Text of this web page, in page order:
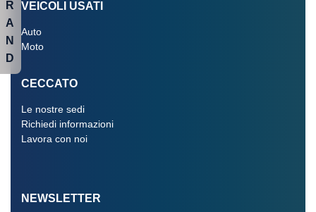
VEICOLI USATI
Auto
Moto
CECCATO
Le nostre sedi
Richiedi informazioni
Lavora con noi
NEWSLETTER
R
A
N
D